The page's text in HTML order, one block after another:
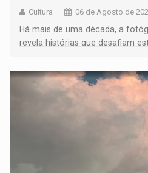
Cultura 06 de Agosto de
Há mais de uma década, a
revela histórias que desafiam
negras